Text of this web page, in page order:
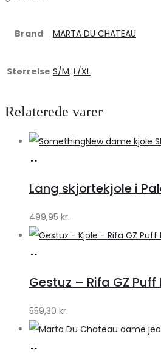
Brand MARTA DU CHATEAU
Størrelse S/M, L/XL
Relaterede varer
Klædeskabet.dk
Lang skjortekjole i
499,95 kr.
Lykke
by
Lykke
Gestuz – Rifa GZ
559,30 kr.